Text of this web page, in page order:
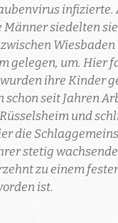
infizierte.
Männer siedelten
zwischen
gelegen, um. Hier
wurden ihre Kinder
schon seit Jahren
und
die
stetig
zu einem
ist.